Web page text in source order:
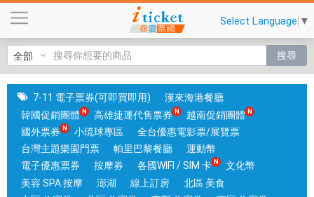
總
圖
店
喜
樂
時
代
影
城
Select Language ▼
搜尋
7-11 電子票券(可即買即用)
漢來海港餐廳
韓國促銷團體
高雄捷運代售票券
越南促銷團體
國外票券
小琉球專區
全台優惠電影票/展覽票
台灣主題樂園門票
帕里巴黎餐廳
運動幣
電子優惠票券
按摩券 各國WIFI / SIM 卡
文化幣
美容 SPA 按摩
澎湖 線上訂房
北區 美食